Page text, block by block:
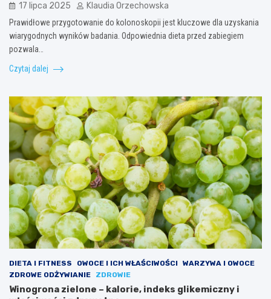
17 lipca 2025 Klaudia Orzechowska
Prawidłowe przygotowanie do kolonoskopii jest kluczowe dla uzyskania
wiarygodnych wyników badania. Odpowiednia dieta przed zabiegiem
pozwala…
Czytaj dalej
DIETA I FITNESS OWOCE I ICH WŁAŚCIWOŚCI
WARZYWA I OWOCE
ZDROWE ODŻYWIANIE
ZDROWIE
Winogrona zielone – kalorie, indeks glikemiczny i